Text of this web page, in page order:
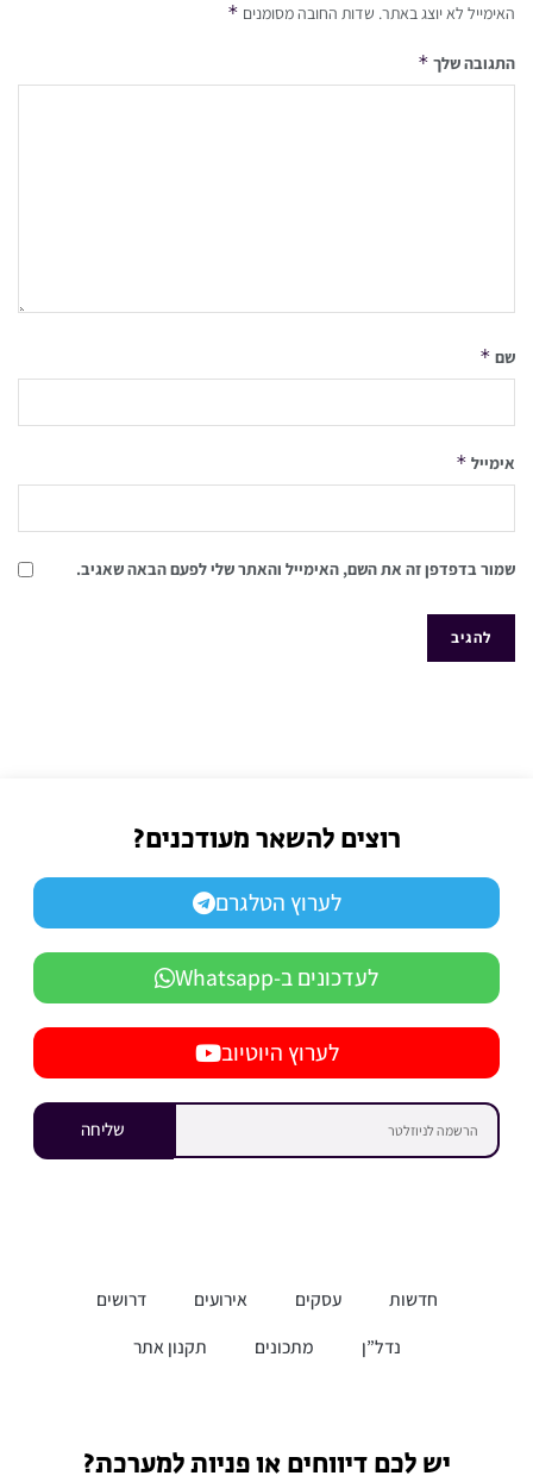
האימייל לא יוצג באתר. שדות החובה מסומנים *
התגובה שלך *
שם *
אימייל *
שמור בדפדפן זה את השם, האימייל והאתר שלי לפעם הבאה שאגיב.
רוצים להשאר מעודכנים?
לערוץ הטלגרם
לעדכונים ב-Whatsapp
לערוץ היוטיוב
שליחה
חדשות עסקים אירועים
דרושים
נדל”ן
מתכונים תקנון אתר
יש לכם דיווחים או פניות למערכת?